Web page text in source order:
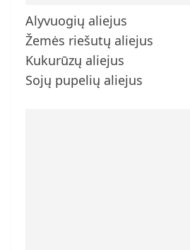
Alyvuogių aliejus
Žemės riešutų aliejus
Kukurūzų aliejus
Sojų pupelių aliejus